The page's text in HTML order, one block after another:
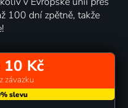
100 dní zpětně, takže
Kč
závazku